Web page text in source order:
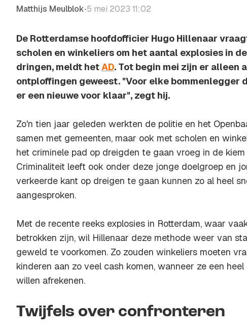
Matthijs Meulblok•5 mei 2023 11:02
De Rotterdamse hoofdofficier Hugo Hillenaar
scholen en winkeliers om het aantal explosies in
dringen, meldt hetAD. Tot begin mei zijn er alleen
ontploffingen geweest. "Voor elke bommenlegger
er een nieuwe voor klaar", zegt hij.
Zo'n tien jaar geleden werkten de politie en het
samen met gemeenten, maar ook met scholen en
het criminele pad op dreigden te gaan vroeg in de
Criminaliteit leeft ook onder deze jonge doelgroep en
verkeerde kant op dreigen te gaan kunnen zo al heel
aangesproken.
Met de recente reeks explosies in Rotterdam, waar
betrokken zijn, wil Hillenaar deze methode weer van
geweld te voorkomen. Zo zouden winkeliers moeten
kinderen aan zo veel cash komen, wanneer ze een
willen afrekenen.
Twijfels over confronteren